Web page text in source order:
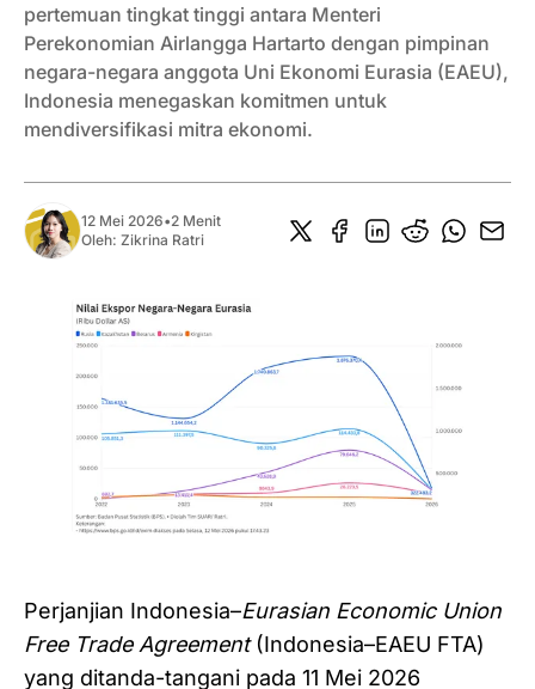
pertemuan tingkat tinggi antara Menteri
Perekonomian Airlangga Hartarto dengan pimpinan
negara-negara anggota Uni Ekonomi Eurasia (EAEU),
Indonesia menegaskan komitmen untuk
mendiversifikasi mitra ekonomi.
12 Mei 2026•2 Menit
Oleh: Zikrina Ratri
Perjanjian Indonesia–Eurasian Economic Union
Free Trade Agreement (Indonesia–EAEU FTA)
yang ditanda-tangani pada 11 Mei 2026